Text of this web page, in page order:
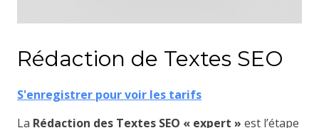
Rédaction de Textes SEO
S'enregistrer pour voir les tarifs
La Rédaction des Textes SEO « expert » est l’étape